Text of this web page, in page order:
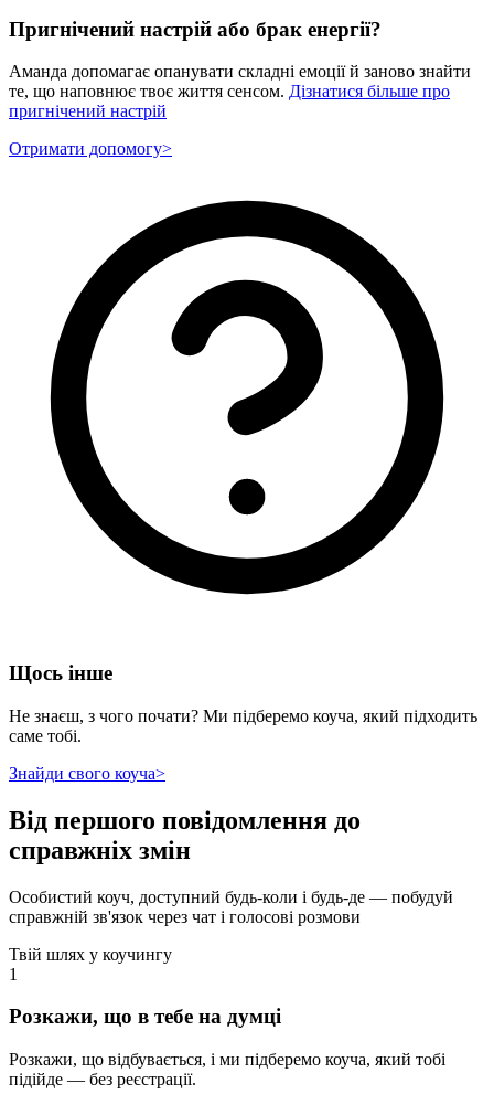
Пригнічений настрій або брак енергії?
Аманда допомагає опанувати складні емоції й заново знайти
те, що наповнює твоє життя сенсом. Дізнатися більше про
пригнічений настрій
Отримати допомогу>
Щось інше
Не знаєш, з чого почати? Ми підберемо коуча, який підходить
саме тобі.
Знайди свого коуча>
Від першого повідомлення до
справжніх змін
Особистий коуч, доступний будь-коли і будь-де — побудуй
справжній зв'язок через чат і голосові розмови
Твій шлях у коучингу
1
Розкажи, що в тебе на думці
Розкажи, що відбувається, і ми підберемо коуча, який тобі
підійде — без реєстрації.